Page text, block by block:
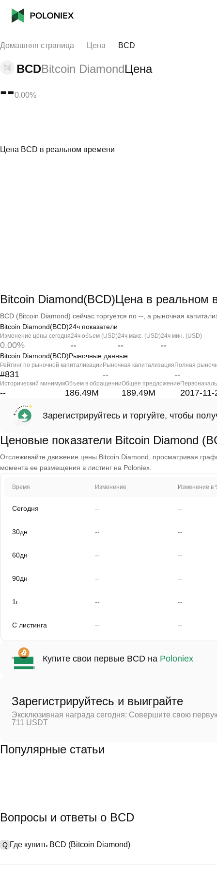
Домашняя страница Цена BCD
BCDBitcoin DiamondЦена
--0.00%
Цена BCD в реальном времени
Bitcoin Diamond(BCD)Цена в реальном
BCD (Bitcoin Diamond) сейчас торгуется по --, а рыночная
Bitcoin Diamond(BCD)24ч показатели
Изменение цены сегодня
0.00%
24ч объем (USD)
--
24ч макс. (USD)
--
24ч мин. (USD)
--
Bitcoin Diamond(BCD)Рыночные данные
Рейтинг по рыночной капитализации
#831
Рыночная капитализация
--
Полная
--
Исторический минимум
--
Объем в обращении
186.49M
Общее предложение
189.49M 2017-11-
Зарегистрируйтесь и торгуйте, чтобы
Ценовые показатели Bitcoin Diamond
Отслеживайте движение цены Bitcoin Diamond, просматривая
момента ее размещения в листинг на Poloniex.
Время Изменение Изменение в
Сегодня -- --
30дн -- --
60дн -- --
90дн -- --
1г -- --
С листинга -- --
Купите свои первые BCD на Poloniex
Зарегистрируйтесь и выиграйте
Эксклюзивная награда сегодня: Совершите свою
711 USDT
Популярные статьи
Вопросы и ответы о BCD
Q Где купить BCD (Bitcoin Diamond)